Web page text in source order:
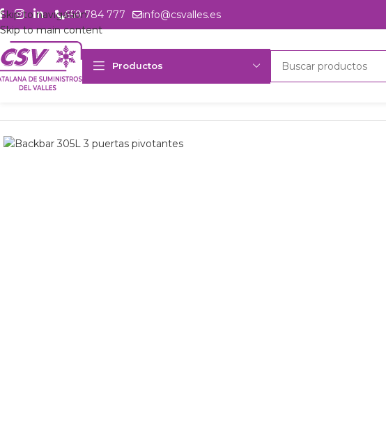
Skip to navigation
Skip to main content
659 784 777 info@csvalles.es
Productos
Inicio Productos